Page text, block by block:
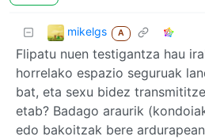
mikelgs A
Flipatu nuen testigantza hau
horrelako espazio seguruak
bat, eta sexu bidez
etab? Badago araurik
edo bakoitzak bere